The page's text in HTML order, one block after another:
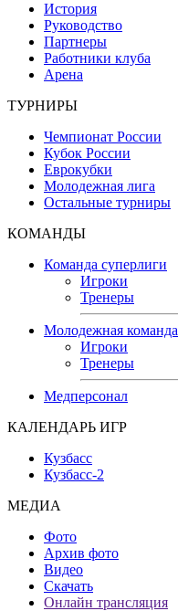
История
Руководство
Партнеры
Работники клуба
Арена
ТУРНИРЫ
Чемпионат России
Кубок России
Еврокубки
Молодежная лига
Остальные турниры
КОМАНДЫ
Команда суперлиги
Игроки
Тренеры
Молодежная команда
Игроки
Тренеры
Медперсонал
КАЛЕНДАРЬ ИГР
Кузбасс
Кузбасс-2
МЕДИА
Фото
Архив фото
Видео
Скачать
Онлайн трансляция